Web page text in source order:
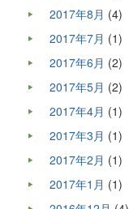
2017年8月 (4)
2017年7月 (1)
2017年6月 (2)
2017年5月 (2)
2017年4月 (1)
2017年3月 (1)
2017年2月 (1)
2017年1月 (1)